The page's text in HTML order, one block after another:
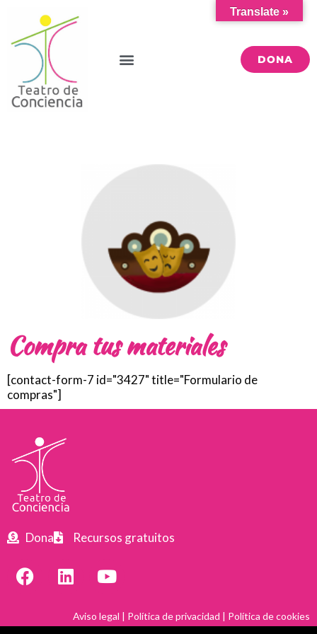
DONA
Compra tus materiales
[contact-form-7 id="3427" title="Formulario de
compras"]
Dona Recursos gratuitos
Aviso legal | Política de privacidad | Política de cookies
Translate »